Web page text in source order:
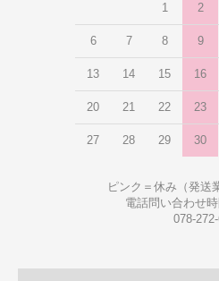
1 2
6 7 8 9
13 14 15 16
20 21 22 23
27 28 29 30
ピンク＝休み（発送
電話問い合わせ時
078-272-